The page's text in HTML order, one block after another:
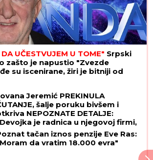
UČESTVUJEM U TOME" Srpski
zašto je napustio "Zvezde
su iscenirane, žiri je bitniji od
Jeremić PREKINULA
šalje poruku bivšem i
NEPOZNATE DETALJE:
je radnica u njegovoj firmi,
bureke"
tačan iznos penzije Eve Ras:
da vratim 18.000 evra"